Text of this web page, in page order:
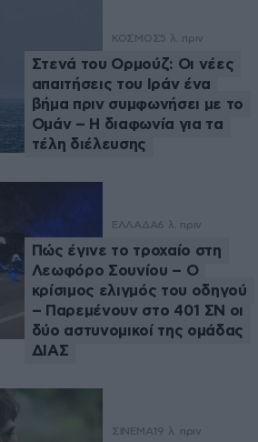
ΚΟΣΜΟΣ5 λ. πριν
Στενά του Ορμούζ: Οι νέες
απαιτήσεις του Ιράν ένα
βήμα πριν συμφωνήσει με το
Ομάν – Η διαφωνία για τα
τέλη διέλευσης
ΕΛΛΑΔΑ6 λ. πριν
Πώς έγινε το τροχαίο στη
Λεωφόρο Σουνίου – Ο
κρίσιμος ελιγμός του οδηγού
– Παρεμένουν στο 401 ΣΝ οι
δύο αστυνομικοί της ομάδας
ΔΙΑΣ
ΣΙΝΕΜΑ 19 λ. πριν